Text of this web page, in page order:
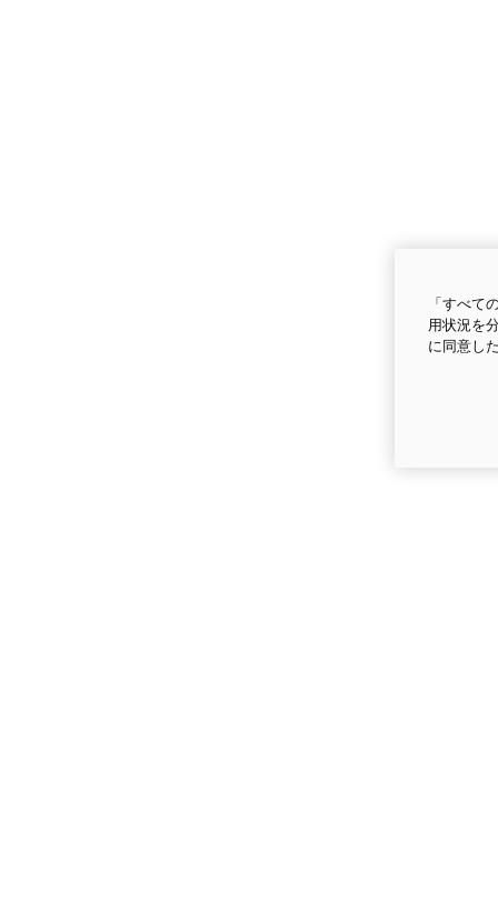
「すべて
用状況を
に同意し